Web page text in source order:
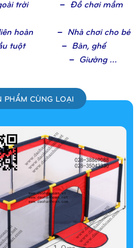
trời – Đồchơi mầm
hoàn – Nhà chơi cho bé
u tuột – Bàn, ghế
– Giường ...
PHẨM CÙNG LOẠI